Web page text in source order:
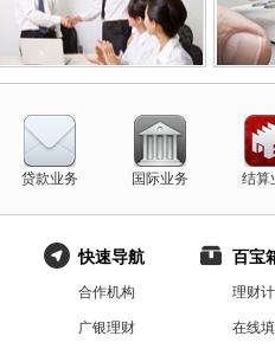
贷款业务 国际业务 结算
快速导航
合作机构
广银理财
百宝
理财
在线